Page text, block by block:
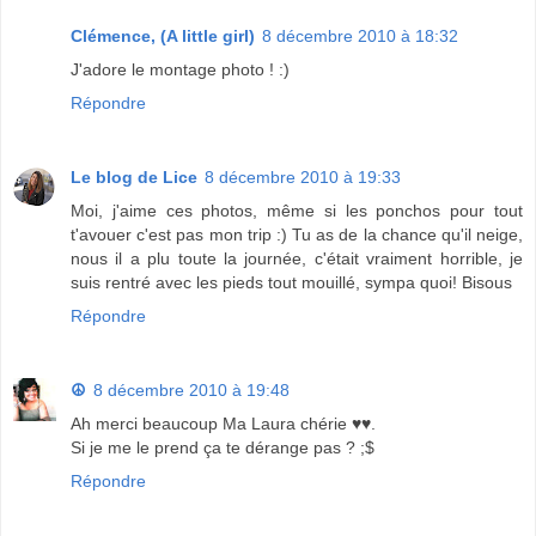
Clémence, (A little girl) 8 décembre 2010 à 18:32
J'adore le montage photo ! :)
Répondre
Le blog de Lice 8 décembre 2010 à 19:33
Moi, j'aime ces photos, même si les ponchos pour tout
t'avouer c'est pas mon trip :) Tu as de la chance qu'il neige,
nous il a plu toute la journée, c'était vraiment horrible, je
suis rentré avec les pieds tout mouillé, sympa quoi! Bisous
Répondre
☮ 8 décembre 2010 à 19:48
Ah merci beaucoup Ma Laura chérie ♥♥.
Si je me le prend ça te dérange pas ? ;$
Répondre